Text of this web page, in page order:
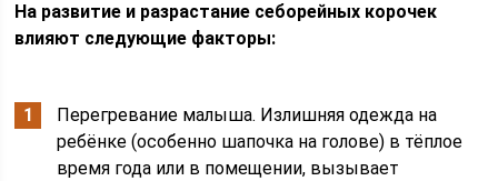
На развитие и разрастание себорейных корочек
влияют следующие факторы:
Перегревание малыша. Излишняя одежда на
ребёнке (особенно шапочка на голове) в тёплое
время года или в помещении, вызывает